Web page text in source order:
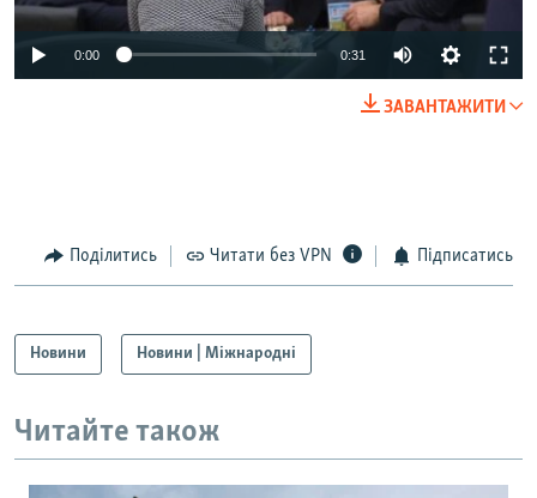
0:00 0:31
ЗАВАНТАЖИТИ
Поділитись Читати без VPN Підписатись
Новини Новини | Міжнародні
Читайте також